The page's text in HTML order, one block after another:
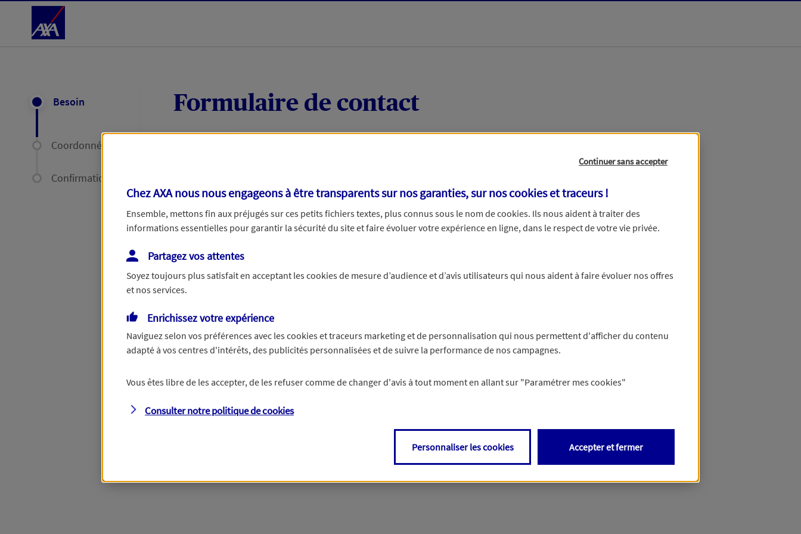
Accéder au Contenu
Besoin
Coordonnées
Confirmation
Formulaire de contact
Votre message :
Vous disposez de droits sur les informations vous concernant. Pour plus d’informations,
Continuer sans accepter
Chez AXA nous nous engageons à être transparents sur nos garanties, sur noscookies et traceurs!
Ensemble, mettons fin aux préjugés sur ces petits fichiers textes, plus connus sous le nom decookies. Ils nous aident à traiter des
informations essentielles pour garantir la sécurité du site et faire évoluer votre expérience en ligne, dans le respect de votre vie privée.
Partagez vos attentes
Soyez toujours plus satisfait en acceptant les cookies de mesure d’audience et d’avis utilisateurs qui nous aident à faire évoluer nos offres
et nos services.
Enrichissez votre expérience
Naviguez selon vos préférences avec les cookies et traceurs marketing et de personnalisation qui nous permettent d'afficher du contenu
adapté à vos centres d'intérêts, des publicités personnalisées et de suivre la performance de nos campagnes.
Vous êtes libre de les accepter, de les refuser comme de changer d'avis à tout moment en allant sur "Paramétrer mes cookies"
Consulter notre politique decookies
Personnaliser les cookies Accepter et fermer